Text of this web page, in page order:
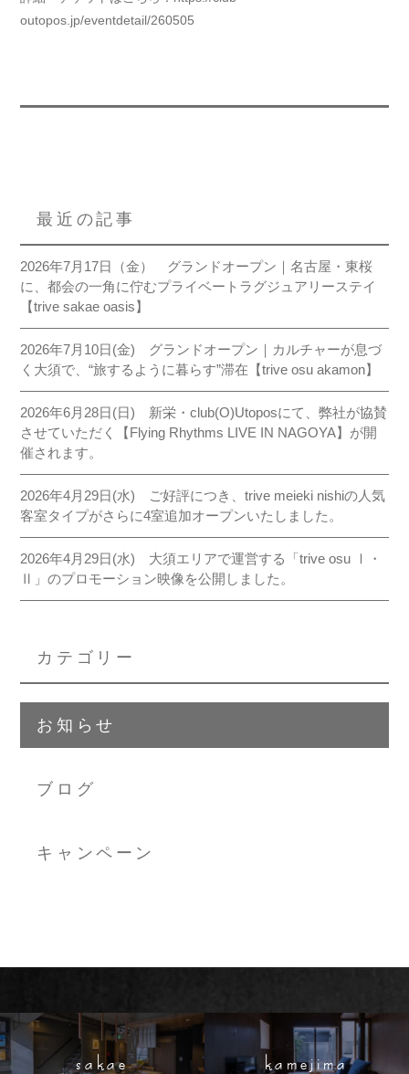
outopos.jp/eventdetail/260505
最近の記事
2026年7月17日（金） グランドオープン｜名古屋・東桜
に、都会の一角に佇むプライベートラグジュアリーステイ
【trive sakae oasis】
2026年7月10日(金) グランドオープン｜カルチャーが息づ
く大須で、“旅するように暮らす”滞在【trive osu akamon】
2026年6月28日(日) 新栄・club(O)Utoposにて、弊社が協賛
させていただく【Flying Rhythms LIVE IN NAGOYA】が開
催されます。
2026年4月29日(水) ご好評につき、trive meieki nishiの人気
客室タイプがさらに4室追加オープンいたしました。
2026年4月29日(水) 大須エリアで運営する「trive osu Ⅰ・
Ⅱ」のプロモーション映像を公開しました。
カテゴリー
お知らせ
ブログ
キャンペーン
sakae kamejima
top
news
campaign
sakae
kamejima
kamejimaⅡ
osu east
ō zone
osu kannon
ōzoneⅡ_trive Kids
meieki nishi
kanayama
meieki taikodori I
meieki taikodori II
osu II
osu akamon
art
music
goods